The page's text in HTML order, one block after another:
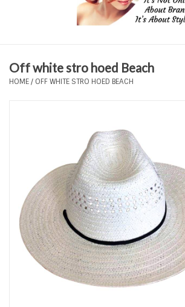
Plus Size Sieraden
Haaraccesoires
Zonnebrillen
Fashion
ON THE BEACH
Off white stro hoed Beach
HOME/ OFF WHITE STRO HOED BEACH